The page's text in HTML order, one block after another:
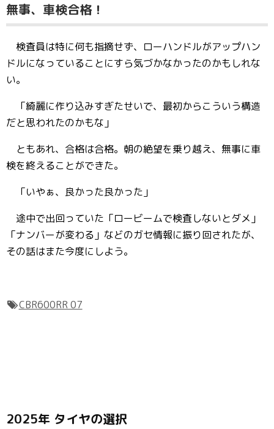
無事、車検合格！
検査員は特に何も指摘せず、ローハンドルがアップハン
ドルになっていることにすら気づかなかったのかもしれな
い。
「綺麗に作り込みすぎたせいで、最初からこういう構造
だと思われたのかもな」
ともあれ、合格は合格。朝の絶望を乗り越え、無事に車
検を終えることができた。
「いやぁ、良かった良かった」
途中で出回っていた「ロービームで検査しないとダメ」
「ナンバーが変わる」などのガセ情報に振り回されたが、
その話はまた今度にしよう。
CBR600RR 07
2025年 タイヤの選択